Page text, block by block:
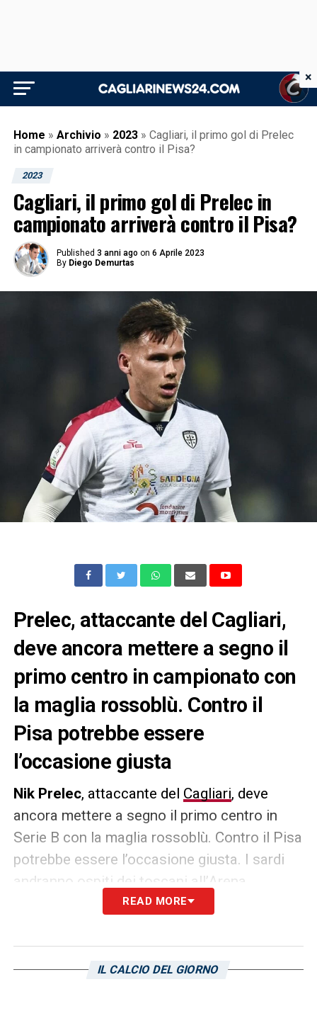
Home » Archivio » 2023 » Cagliari, il primo gol di Prelec
in campionato arriverà contro il Pisa?
2023
Cagliari, il primo gol di Prelec in
campionato arriverà contro il Pisa?
Published 3 anni ago on 6 Aprile 2023
By Diego Demurtas
Prelec, attaccante del Cagliari,
deve ancora mettere a segno il
primo centro in campionato con
la maglia rossoblù. Contro il
Pisa potrebbe essere
l’occasione giusta
Nik Prelec, attaccante del Cagliari, deve
ancora mettere a segno il primo centro in
Serie B con la maglia rossoblù. Contro il Pisa
potrebbe essere l’occasione giusta. I sardi
andranno ospiti dei toscani all’Arena
Garibaldi per un match valido per il prossimo
sembra essere una valida spalla in appoggio
al capocannoniere, Gianluca Lapadula,
READ MORE
IL CALCIO DEL GIORNO
×